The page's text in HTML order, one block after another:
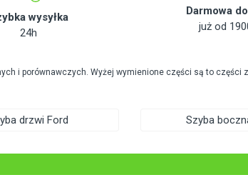
wysyłka
24h
Darmowa
już od
i porównawczych. Wyżej wymienione części są to części
drzwi Ford Szyba